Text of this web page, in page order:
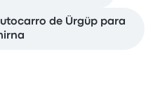
de Ürgüp para